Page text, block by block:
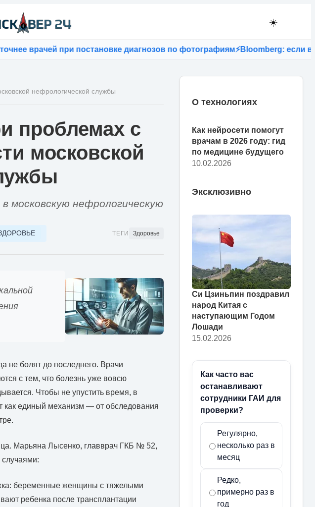
☀️
при постановке диагнозов по фотографиям⚡Bloomberg: если в США
нефрологической службы
проблемах с
московской
московскую нефрологическую
ТЕГИ Здоровье
не болят до последнего. Врачи
с тем, что болезнь уже вовсю
Чтобы не упустить время, в
как единый механизм — от обследования
Марьяна Лысенко, главврач ГКБ № 52,
беременные женщины с тяжелыми
ребенка после трансплантации
О технологиях
Как нейросети помогут
врачам в 2026 году: гид
по медицине будущего
10.02.2026
Эксклюзивно
Си Цзиньпин поздравил
народ Китая с
наступающим Годом
Лошади
15.02.2026
Как часто вас
останавливают
сотрудники ГАИ для
проверки?
Регулярно,
несколько раз в
месяц
Редко,
примерно раз в
год